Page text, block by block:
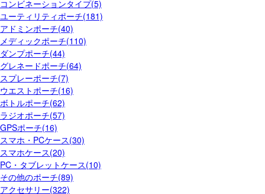
コンビネーションタイプ(5)
ユーティリティポーチ(181)
アドミンポーチ(40)
メディックポーチ(110)
ダンプポーチ(44)
グレネードポーチ(64)
スプレーポーチ(7)
ウエストポーチ(16)
ボトルポーチ(62)
ラジオポーチ(57)
GPSポーチ(16)
スマホ・PCケース(30)
スマホケース(20)
PC・タブレットケース(10)
その他のポーチ(89)
アクセサリー(322)